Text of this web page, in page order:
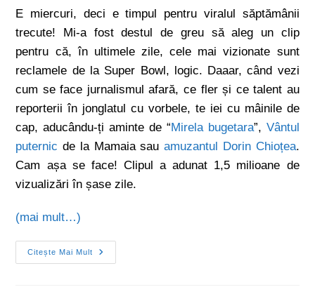
E miercuri, deci e timpul pentru viralul săptămânii
trecute! Mi-a fost destul de greu să aleg un clip
pentru că, în ultimele zile, cele mai vizionate sunt
reclamele de la Super Bowl, logic. Daaar, când vezi
cum se face jurnalismul afară, ce fler și ce talent au
reporterii în jonglatul cu vorbele, te iei cu mâinile de
cap, aducându-ți aminte de “Mirela bugetara”, Vântul
puternic de la Mamaia sauamuzantul Dorin Chioțea.
Cam așa se face! Clipul a adunat 1,5 milioane de
vizualizări în șase zile.
(mai mult…)
Citește Mai Mult